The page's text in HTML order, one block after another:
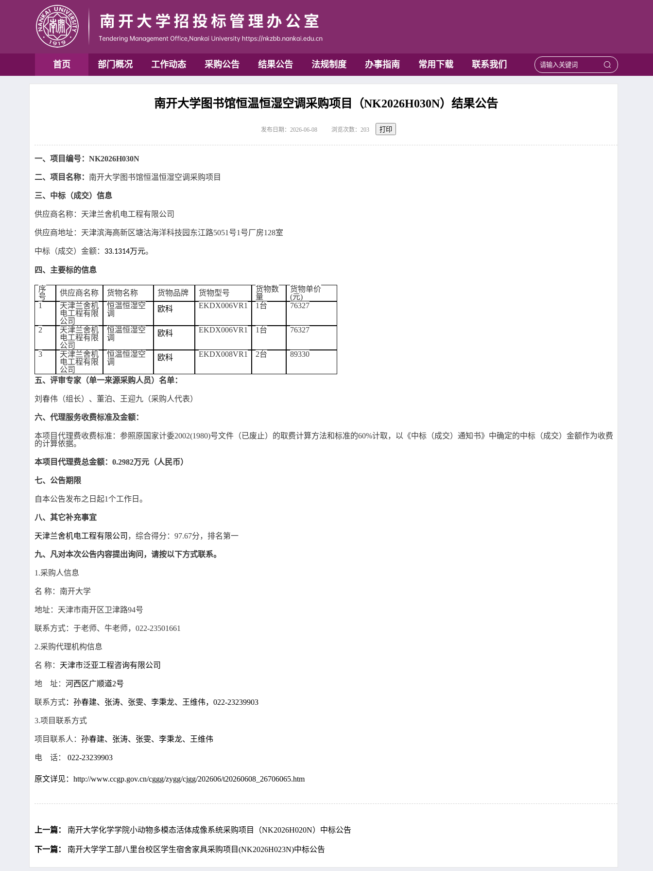
首页 部门概况 工作动态 采购公告 结果公告 法规制度 办事指南 常用下载 联系我们
南开大学图书馆恒温恒湿空调采购项目（NK2026H030N）结果公告
发布日期：2026-06-08 浏览次数： 203 打印
一、项目编号： NK2026H030N
二、项目名称： 南开大学图书馆恒温恒湿空调采购项目
三、中标（成交）信息
供应商名称：天津兰舍机电工程有限公司
供应商地址：天津滨海高新区塘沽海洋科技园东江路5051号1号厂房128室
中标（成交）金额： 33.1314万元。
四、主要标的信息
序
号
供应商名称 货物名称 货物品牌 货物型号
货物数
量
货物单价
(元)
1
天津兰舍机
电工程有限
公司
恒温恒湿空
调
欧科 EKDX006VR1 1台 76327
2
天津兰舍机
电工程有限
公司
恒温恒湿空
调
欧科 EKDX006VR1 1台 76327
3
天津兰舍机
电工程有限
公司
恒温恒湿空
调
欧科 EKDX008VR1 2台 89330
五、评审专家（单一来源采购人员）名单：
刘春伟（组长）、董泊、 王迎九（采购人代表）
六、代理服务收费标准及金额：
本项目代理费收费标准：参照原国家计委2002(1980)号文件（已废止）的取费计算方法和标准的60%计取，以《中标（成交）通知书》中确定的中标（成交）金额作为收费
的计算依据。
本项目代理费总金额： 0.2982万元（人民币）
七、公告期限
自本公告发布之日起1个工作日。
八、其它补充事宜
天津兰舍机电工程有限公司 ，综合得分： 97.67分，排名第一
九、凡对本次公告内容提出询问，请按以下方式联系。
1.采购人信息
名 称：南开大学
地址：天津市南开区卫津路94号
联系方式： 于老师、牛老师， 022-23501661
2.采购代理机构信息
名 称： 天津市泛亚工程咨询有限公司
地 址： 河西区广顺道2号
联系方式：孙春建、张涛、张雯、李秉龙、王维伟， 022-23239903
3.项目联系方式
项目联系人： 孙春建、张涛、张雯、李秉龙、王维伟
电 话： 022-23239903
原文详见： http://www.ccgp.gov.cn/cggg/zygg/cjgg/202606/t20260608_26706065.htm
上一篇： 南开大学化学学院小动物多模态活体成像系统采购项目（NK2026H020N）中标公告
下一篇： 南开大学学工部八里台校区学生宿舍家具采购项目(NK2026H023N)中标公告